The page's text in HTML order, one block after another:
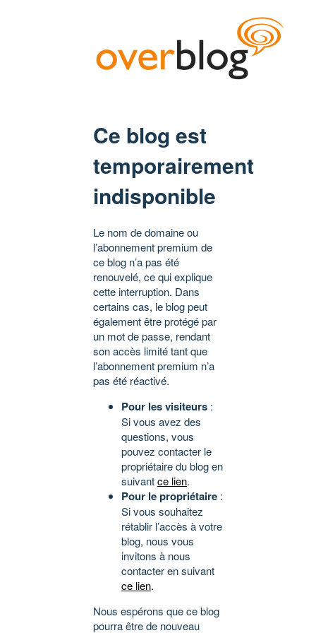
Ce blog est
temporairement
indisponible
Le nom de domaine ou
l’abonnement premium de
ce blog n’a pas été
renouvelé, ce qui explique
cette interruption. Dans
certains cas, le blog peut
également être protégé par
un mot de passe, rendant
son accès limité tant que
l’abonnement premium n’a
pas été réactivé.
Pour les visiteurs :
Si vous avez des
questions, vous
pouvez contacter le
propriétaire du blog en
suivantce lien.
Pour le propriétaire :
Si vous souhaitez
rétablir l’accès à votre
blog, nous vous
invitons à nous
contacter en suivant
ce lien.
Nous espérons que ce blog
pourra être de nouveau